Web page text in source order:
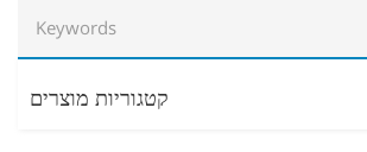
קטגוריות מוצרים